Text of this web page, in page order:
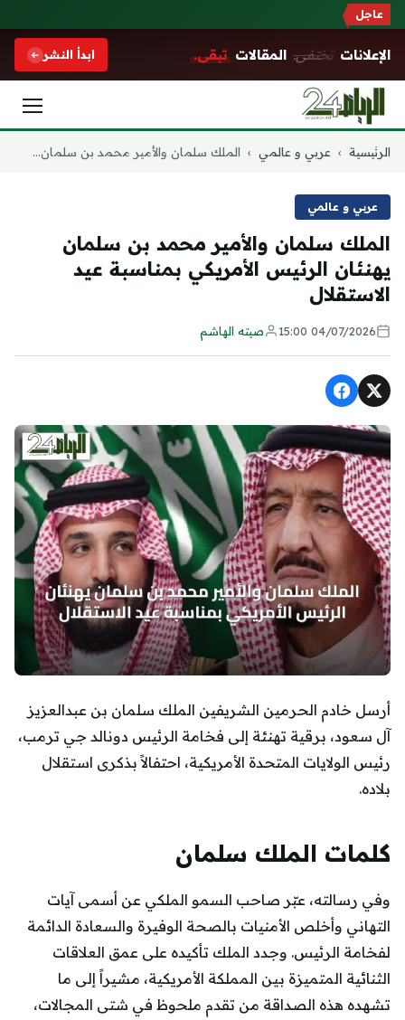
عاجل
الإعلانات تختفي. المقالات تبقى. ابدأ النشر
التجاوز
الرئيسية › عربي و عالمي › الملك سلمان والأمير محمد بن سلمان...
عربي و عالمي
الملك سلمان والأمير محمد بن سلمان
يهنئان الرئيس الأمريكي بمناسبة عيد
الاستقلال
04/07/2026 15:00 صيته الهاشم
أرسل خادم الحرمين الشريفين الملك سلمان بن عبدالعزيز
آل سعود، برقية تهنئة إلى فخامة الرئيس دونالد جي ترمب،
رئيس الولايات المتحدة الأمريكية، احتفالاً بذكرى استقلال
بلاده.
كلمات الملك سلمان
وفي رسالته، عبّر صاحب السمو الملكي عن أسمى آيات
التهاني وأخلص الأمنيات بالصحة الوفيرة والسعادة الدائمة
لفخامة الرئيس. وجدد الملك تأكيده على عمق العلاقات
الثنائية المتميزة بين المملكة الأمريكية، مشيراً إلى ما
تشهده هذه الصداقة من تقدم ملحوظ في شتى المجالات،